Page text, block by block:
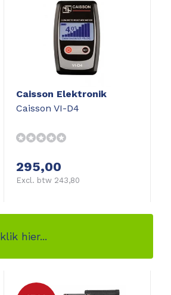
Caisson Elektronik
Caisson VI-D4
295,00
Excl. btw 243,80
klik hier...